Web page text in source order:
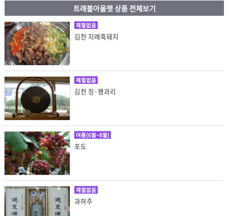
트래블아울렛 상품 전체보기
제철없음
김천 지례흑돼지
제철없음
김천 징·꽹과리
여름(6월~8월)
포도
제철없음
과하주